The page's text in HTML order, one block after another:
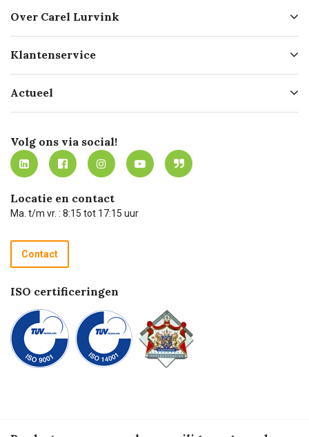
Over Carel Lurvink
Geschiedenis
Missie
Werken bij Carel Lurvink
MVO
Klantenservice
Bezorgen
Mijn Carel Lurvink
Mijn Carel Lurvink instructievideo's
Carel Lurvink App
Hulp op afstand
Technische dienst
Recycle programma
Betalen
Actueel
Innovation LAB
Tevreden klanten
Carel Lurvink Blog
Carel de podcast
Volg ons via social!
Locatie en contact
Ma. t/m vr. : 8:15 tot 17:15 uur
Contact
ISO certificeringen